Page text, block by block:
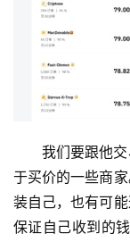
我们要跟他
于买价的一些商
装自己，也有可
保证自己收到的